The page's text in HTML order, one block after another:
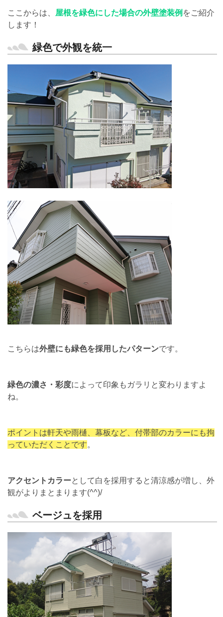
ここからは、 屋根を緑色にした場合の外壁塗装例 をご紹介
します！
緑色で外観を統一
こちらは外壁にも緑色を採用したパターンです。
緑色の濃さ・彩度によって印象もガラリと変わりますよ
ね。
ポイントは軒天や雨樋、幕板など、付帯部のカラーにも拘
っていただくことです。
アクセントカラーとして白を採用すると清涼感が増し、外
観がよりまとまります(^^)/
ベージュを採用